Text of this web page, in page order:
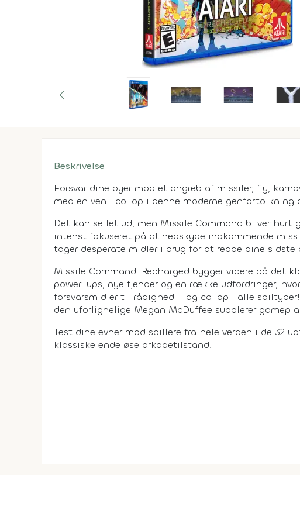
Beskrivelse
Forsvar dine byer mod et angreb af missiler, fly,
med en ven i co-op i denne moderne genfortolkning
Det kan se let ud, men Missile Command bliver
intenst fokuseret på at nedskyde indkommende
tager desperate midler i brug for at redde dine sidste
Missile Command: Recharged bygger videre på det
power-ups, nye fjender og en række udfordringer,
forsvarsmidler til rådighed – og co-op i alle
den uforlignelige Megan McDuffee supplerer
Test dine evner mod spillere fra hele verden i de 32
klassiske endeløse arkadetilstand.